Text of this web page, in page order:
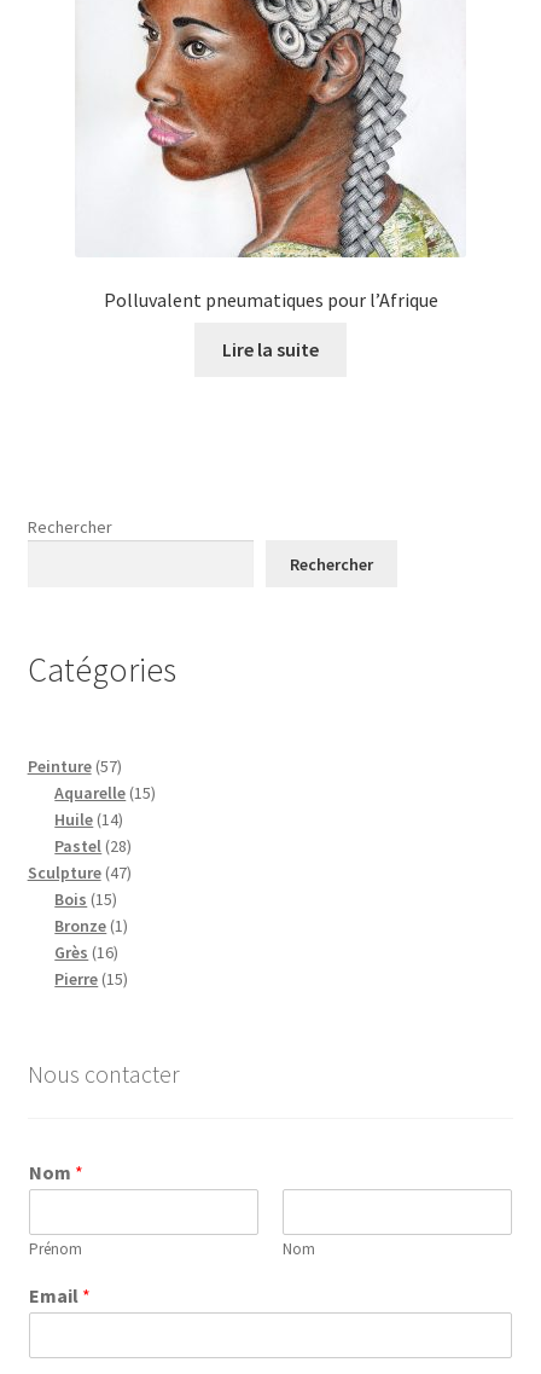
Polluvalent pneumatiques pour l’Afrique
Lire la suite
Rechercher
Rechercher
Catégories
Peinture 5757
produits
Aquarelle 1515
Huile 1414
produits
Pastel 2828
produits
Sculpture 4747
Bois 1515
produits
Bronze 11
Grès 1616
produits
Pierre 1515
Nous contacter
Nom *
Prénom Nom
Email *